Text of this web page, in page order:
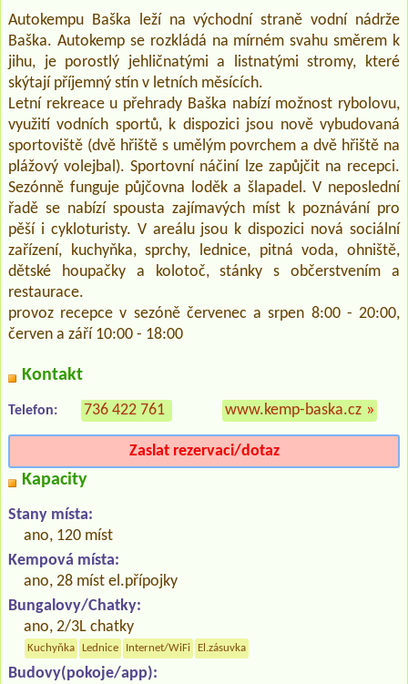
Autokempu Baška leží na východní straně vodní nádrže
Baška. Autokemp se rozkládá na mírném svahu směrem k
jihu, je porostlý jehličnatými a listnatými stromy, které
skýtají příjemný stín v letních měsících.
Letní rekreace u přehrady Baška nabízí možnost rybolovu,
využití vodních sportů, k dispozici jsou nově vybudovaná
sportoviště (dvě hřiště s umělým povrchem a dvě hřiště na
plážový volejbal). Sportovní náčiní lze zapůjčit na recepci.
Sezónně funguje půjčovna loděk a šlapadel. V neposlední
řadě se nabízí spousta zajímavých míst k poznávání pro
pěší i cykloturisty. V areálu jsou k dispozici nová sociální
zařízení, kuchyňka, sprchy, lednice, pitná voda, ohniště,
dětské houpačky a kolotoč, stánky s občerstvením a
restaurace.
provoz recepce v sezóně červenec a srpen 8:00 - 20:00,
červen a září 10:00 - 18:00
Kontakt
Telefon: 736 422 761 www.kemp-baska.cz »
Zaslat rezervaci/dotaz
Kapacity
Stany místa:
ano, 120 míst
Kempová místa:
ano, 28 míst el.přípojky
Bungalovy/Chatky:
ano, 2/3L chatky
Kuchyňka Lednice Internet/WiFi El.zásuvka
Budovy(pokoje/app):